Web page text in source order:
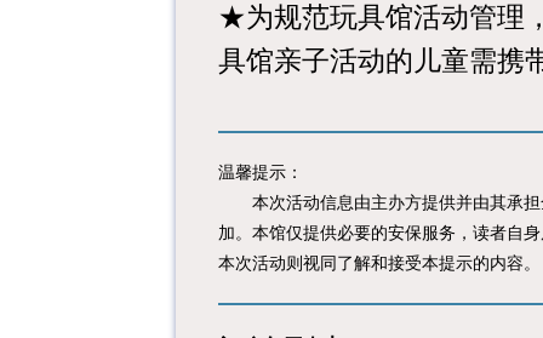
★为规范玩具馆活动管理
具馆亲子活动的儿童需携
温馨提示：
本次活动信息由主办方提供并由其承担
加。本馆仅提供必要的安保服务，读者自
本次活动则视同了解和接受本提示的内容。